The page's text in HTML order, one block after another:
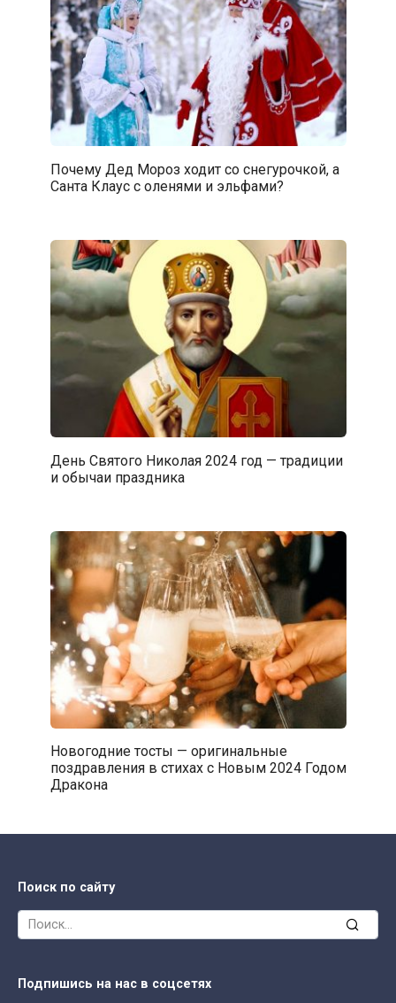
Почему Дед Мороз ходит со снегурочкой, а
Санта Клаус с оленями и эльфами?
День Святого Николая 2024 год — традиции
и обычаи праздника
Новогодние тосты — оригинальные
поздравления в стихах с Новым 2024 Годом
Дракона
Поиск по сайту
Search
for:
Подпишись на нас в соцсетях